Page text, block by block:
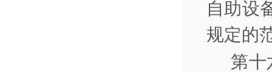
自助设
规定的
第十